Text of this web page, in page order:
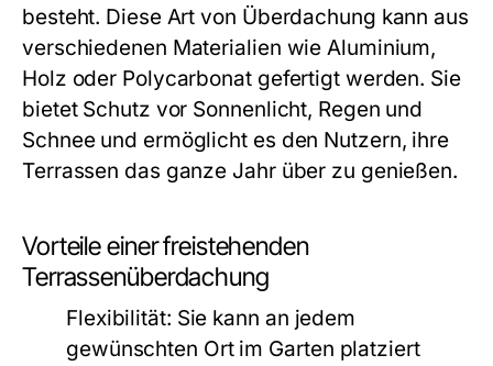
besteht. Diese Art von Überdachung kann aus
verschiedenen Materialien wie Aluminium,
Holz oder Polycarbonat gefertigt werden. Sie
bietet Schutz vor Sonnenlicht, Regen und
Schnee und ermöglicht es den Nutzern, ihre
Terrassen das ganze Jahr über zu genießen.
Vorteile einer freistehenden
Terrassenüberdachung
Flexibilität: Sie kann an jedem
gewünschten Ort im Garten platziert